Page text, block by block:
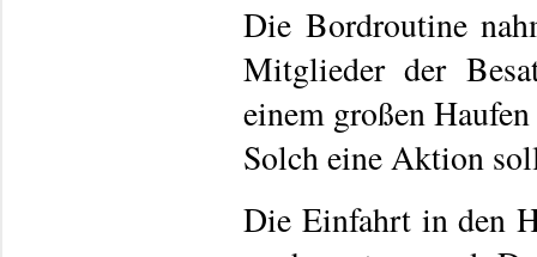
Die Bordroutine
Mitglieder der
einem großen
Solch eine Aktion
Die Einfahrt in den